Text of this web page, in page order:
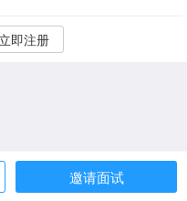
邀请面试
立即注册